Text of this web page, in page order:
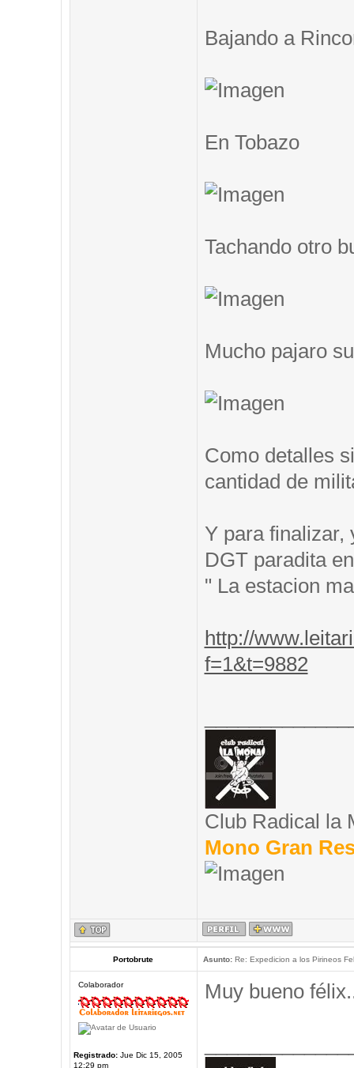
Bajando a
En Tobazo
Tachando otro
Mucho pajaro
Como detalles
cantidad de
Y para finalizar,
DGT paradita
" La estacion
http://
f=1&t=9882
Club Radical la
Mono Gran
Portobrute Asunto:Re: Expedicion a los Pirineos
Colaborador
Registrado:Jue Dic 15, 2005
12:29 pm
Muy bueno